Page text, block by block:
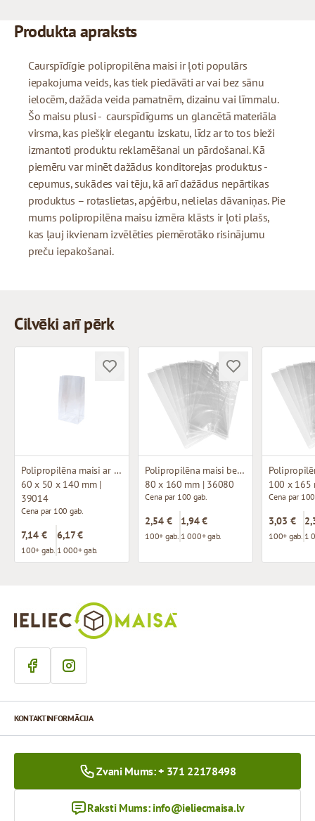
Produkta apraksts
Caurspīdīgie polipropilēna maisi ir ļoti populārs
iepakojuma veids, kas tiek piedāvāti ar vai bez sānu
ielocēm, dažāda veida pamatnēm, dizainu vai līmmalu.
Šo maisu plusi - caurspīdīgums un glancētā materiāla
virsma, kas piešķir elegantu izskatu, līdz ar to tos bieži
izmantoti produktu reklamēšanai un pārdošanai. Kā
piemēru var minēt dažādus konditorejas produktus -
cepumus, sukādes vai tēju, kā arī dažādus nepārtikas
produktus – rotaslietas, apģērbu, nelielas dāvaniņas. Pie
mums polipropilēna maisu izmēra klāsts ir ļoti plašs,
kas ļauj ikvienam izvēlēties piemērotāko risinājumu
preču iepakošanai.
Cilvēki arī pērk
Polipropilēna maisi ar plakanu pamatni
60 x 50 x 140 mm |
39014
Cena par 100 gab.
7,14 €
100+ gab.
6,17 €
1 000+ gab.
Polipropilēna maisi bez ieloces
80 x 160 mm | 36080
Cena par 100 gab.
2,54 €
100+ gab.
1,94 €
1 000+ gab.
100 x 165
Cena par
3,03 €
100+ gab. 1
KONTAKTINFORMĀCIJA
Zvani Mums: + 371 22178498
Raksti Mums: info@ieliecmaisa.lv